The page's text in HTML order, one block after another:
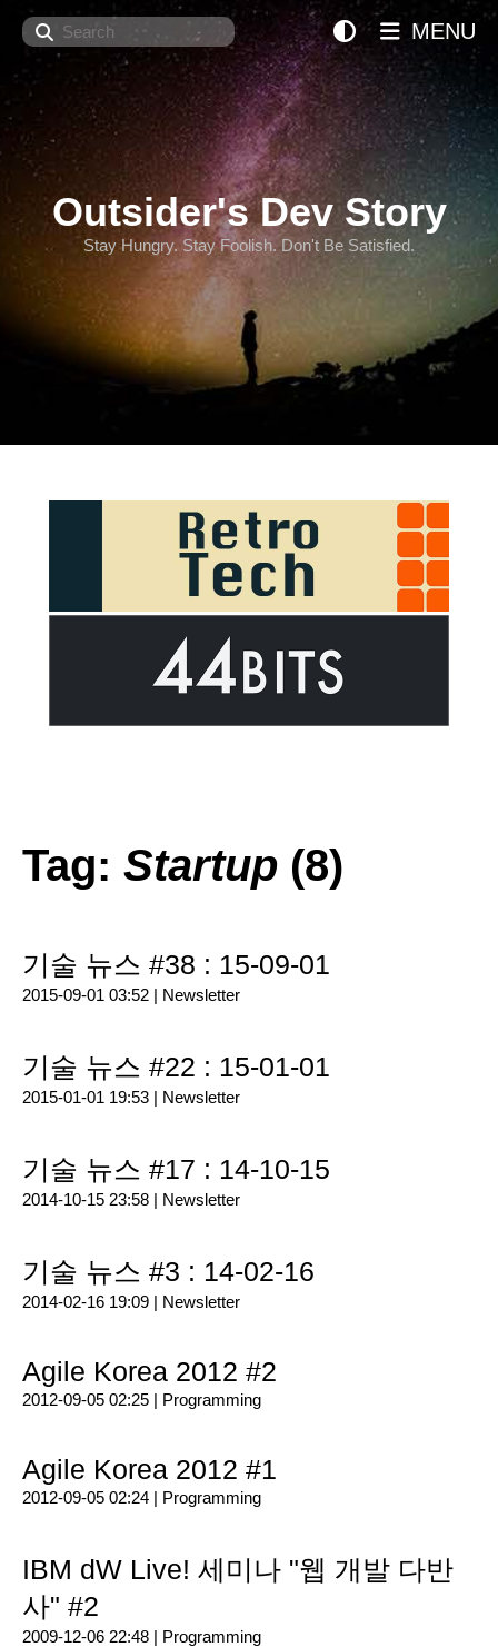
Search
Outsider's Dev Story
Stay Hungry. Stay Foolish. Don't Be Satisfied.
MENU
Tag: Startup (8)
기술 뉴스 #38 : 15-09-01
2015-09-01 03:52 | Newsletter
기술 뉴스 #22 : 15-01-01
2015-01-01 19:53 | Newsletter
기술 뉴스 #17 : 14-10-15
2014-10-15 23:58 | Newsletter
기술 뉴스 #3 : 14-02-16
2014-02-16 19:09 | Newsletter
Agile Korea 2012 #2
2012-09-05 02:25 | Programming
Agile Korea 2012 #1
2012-09-05 02:24 | Programming
IBM dW Live! 세미나 "웹 개발 다반
사" #2
2009-12-06 22:48 | Programming